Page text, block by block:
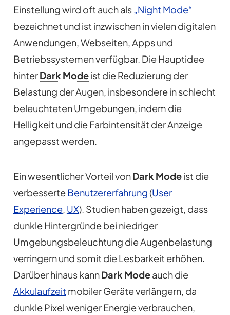
Einstellung wird oft auch als„Night Mode“
bezeichnet und ist inzwischen in vielen digitalen
Anwendungen, Webseiten, Apps und
Betriebssystemen verfügbar. Die Hauptidee
hinterDark Modeist die Reduzierung der
Belastung der Augen, insbesondere in schlecht
beleuchteten Umgebungen, indem die
Helligkeit und die Farbintensität der Anzeige
angepasst werden.
Ein wesentlicher Vorteil vonDark Modeist die
verbesserteBenutzererfahrung (User
Experience, UX). Studien haben gezeigt, dass
dunkle Hintergründe bei niedriger
Umgebungsbeleuchtung die Augenbelastung
verringern und somit die Lesbarkeit erhöhen.
Darüber hinaus kannDark Modeauch die
Akkulaufzeit mobiler Geräte verlängern, da
dunkle Pixel weniger Energie verbrauchen,